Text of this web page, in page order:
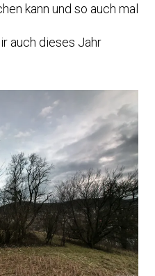
kann und so auch mal
auch dieses Jahr